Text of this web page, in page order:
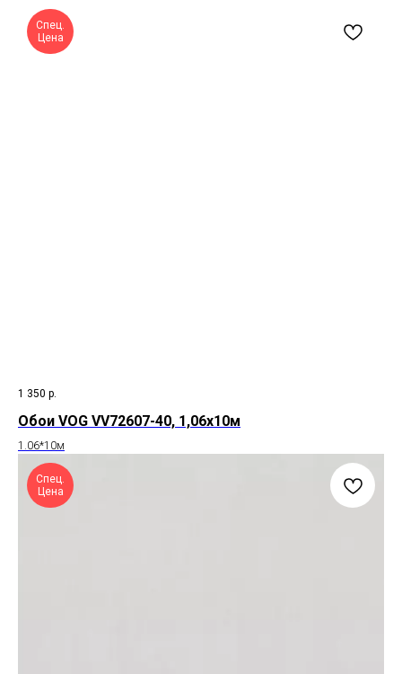
Спец.
Цена
1 350 р.
Обои VOG VV72607-40, 1,06х10м
1.06*10м
Спец.
Цена